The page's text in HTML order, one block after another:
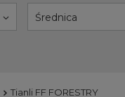
Średnica
Tianli FF FORESTRY